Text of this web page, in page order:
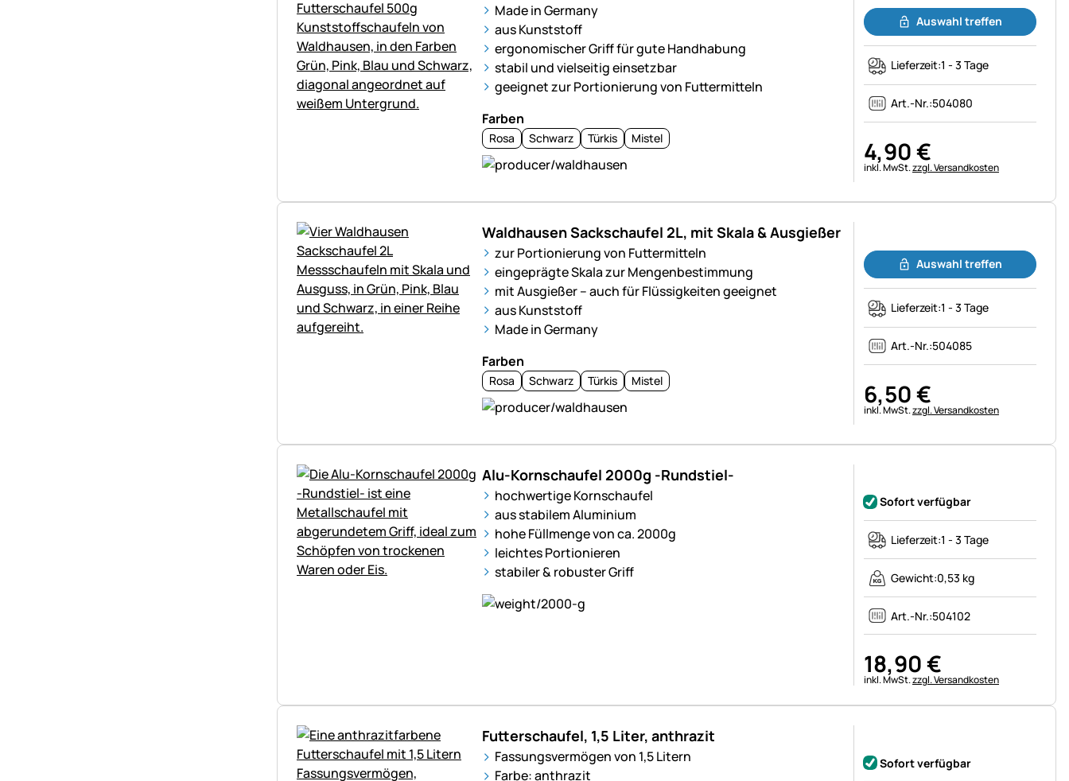
Made in Germany
aus Kunststoff
ergonomischer Griff für gute Handhabung
stabil und vielseitig einsetzbar
geeignet zur Portionierung von Futtermitteln
Farben
Rosa Schwarz Türkis Mistel
Auswahl treffen
Lieferzeit:1 - 3 Tage
Art.-Nr.:504080
4,90€
Steuerhinweis:
inkl. MwSt.zzgl. Versandkosten
Waldhausen Sackschaufel 2L, mit Skala & Ausgießer
zur Portionierung von Futtermitteln
eingeprägte Skala zur Mengenbestimmung
mit Ausgießer – auch für Flüssigkeiten geeignet
aus Kunststoff
Made in Germany
Farben
Rosa Schwarz Türkis Mistel
Auswahl treffen
Lieferzeit:1 - 3 Tage
Art.-Nr.:504085
6,50€
Steuerhinweis:
inkl. MwSt.zzgl. Versandkosten
Alu-Kornschaufel 2000g -Rundstiel-
hochwertige Kornschaufel
aus stabilem Aluminium
hohe Füllmenge von ca. 2000g
leichtes Portionieren
stabiler & robuster Griff
Sofort verfügbar
Lieferzeit:1 - 3 Tage
Gewicht:0,53 kg
Art.-Nr.:504102
18,90€
Steuerhinweis:
inkl. MwSt.zzgl. Versandkosten
Futterschaufel, 1,5 Liter, anthrazit
Fassungsvermögen von 1,5 Litern
Farbe: anthrazit
Sofort verfügbar